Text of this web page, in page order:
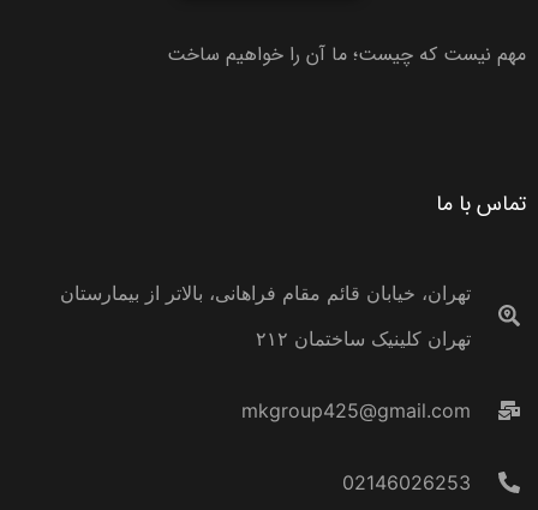
مهم نیست که چیست؛ ما آن را خواهیم ساخت
تماس با ما
تهران، خیابان قائم مقام فراهانی، بالاتر از بیمارستان
تهران کلینیک ساختمان ۲۱۲
mkgroup425@gmail.com
02146026253